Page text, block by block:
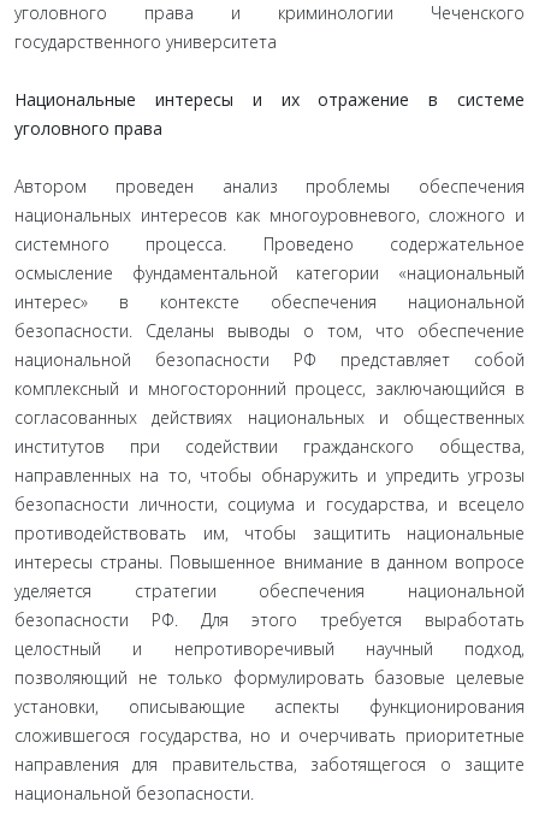
уголовного права и криминологии Чеченского
государственного университета
Национальные интересы и их отражение в системе
уголовного права
Автором проведен анализ проблемы обеспечения
национальных интересов как многоуровневого, сложного и
системного процесса. Проведено содержательное
осмысление фундаментальной категории «национальный
интерес» в контексте обеспечения национальной
безопасности. Сделаны выводы о том, что обеспечение
национальной безопасности РФ представляет собой
комплексный и многосторонний процесс, заключающийся в
согласованных действиях национальных и общественных
институтов при содействии гражданского общества,
направленных на то, чтобы обнаружить и упредить угрозы
безопасности личности, социума и государства, и всецело
противодействовать им, чтобы защитить национальные
интересы страны. Повышенное внимание в данном вопросе
уделяется стратегии обеспечения национальной
безопасности РФ. Для этого требуется выработать
целостный и непротиворечивый научный подход,
позволяющий не только формулировать базовые целевые
установки, описывающие аспекты функционирования
сложившегося государства, но и очерчивать приоритетные
направления для правительства, заботящегося о защите
национальной безопасности.